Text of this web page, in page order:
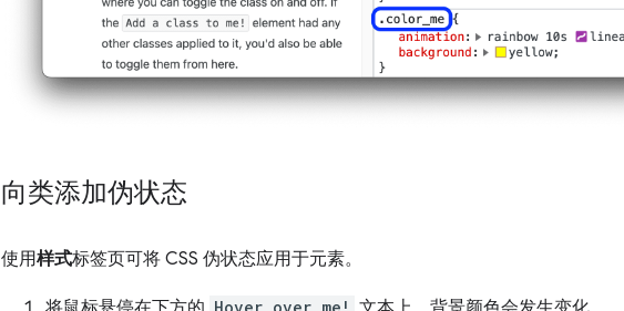
向类添加伪状态
使用样式标签页可将 CSS 伪状态应用于元素。